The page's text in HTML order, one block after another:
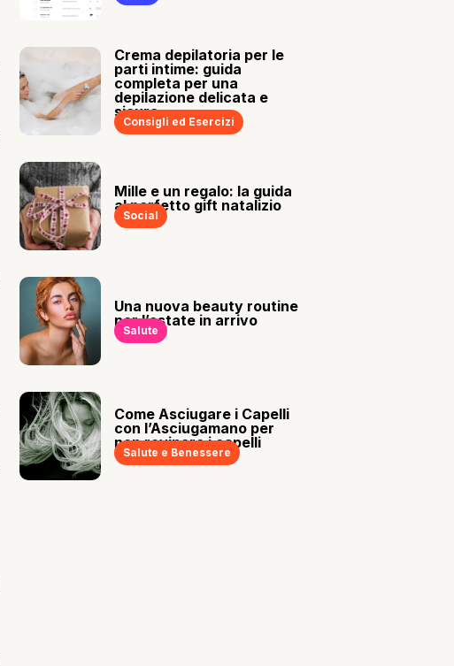
Crema depilatoria per le
parti intime: guida
completa per una
depilazione delicata e
sicura
Consigli ed Esercizi
Mille e un regalo: la guida
al perfetto gift natalizio
Social
Una nuova beauty routine
per l’estate in arrivo
Salute
Come Asciugare i Capelli
con l’Asciugamano per
non rovinare i capelli
Salute e Benessere